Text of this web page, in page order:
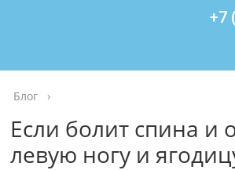
+7
Блог ›
Если болит спина и
левую ногу и